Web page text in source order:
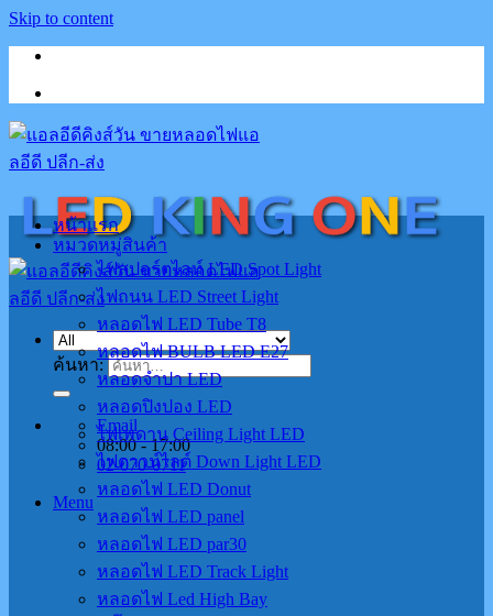
Skip to content
ค้นหา:
Email
08:00 - 17:00
02-070-0711
Menu
หน้าแรก
หมวดหมู่สินค้า
ไฟสปอร์ตไลท์ LED Spot Light
ไฟถนน LED Street Light
หลอดไฟ LED Tube T8
หลอดไฟ BULB LED E27
หลอดจำปา LED
หลอดปิงปอง LED
ไฟเพดาน Ceiling Light LED
ไฟดาวน์ไลต์ Down Light LED
หลอดไฟ LED Donut
หลอดไฟ LED panel
หลอดไฟ LED par30
หลอดไฟ LED Track Light
หลอดไฟ Led High Bay